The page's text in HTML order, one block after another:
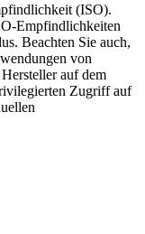
(ISO).
Empfindlichkeiten
Beachten Sie auch,
von
auf dem
Zugriff auf